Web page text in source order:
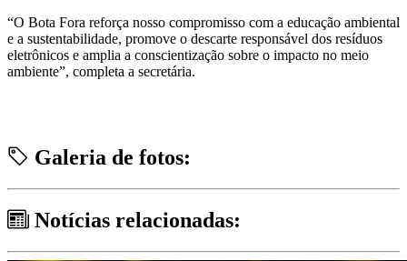
“O Bota Fora reforça nosso compromisso com a educação ambiental
e a sustentabilidade, promove o descarte responsável dos resíduos
eletrônicos e amplia a conscientização sobre o impacto no meio
ambiente”, completa a secretária.
Galeria de fotos:
Notícias relacionadas: